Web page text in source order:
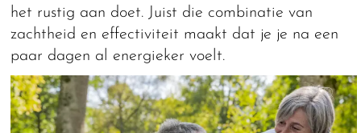
het rustig aan doet. Juist die combinatie van
zachtheid en effectiviteit maakt dat je je na een
paar dagen al energieker voelt.